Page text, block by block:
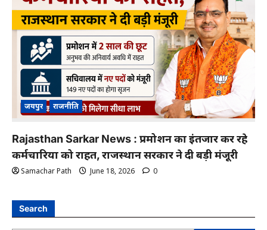
जयपुर राजनीति
Rajasthan Sarkar News : प्रमोशन का इंतजार कर रहे
कर्मचारियों को राहत, राजस्थान सरकार ने दी बड़ी मंजूरी
Samachar Path June 18, 2026 0
Search